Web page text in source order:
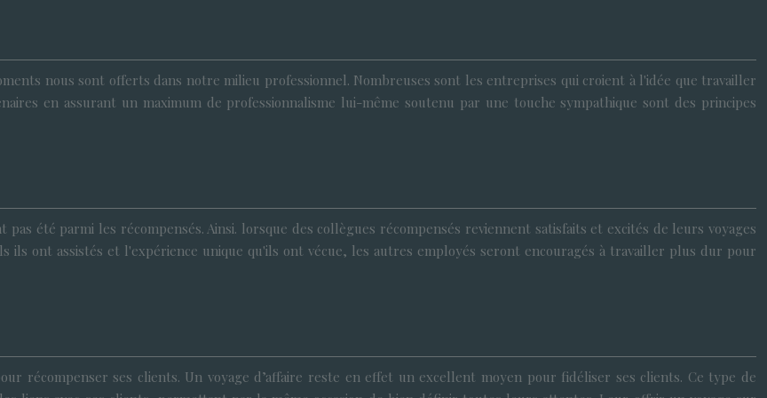
nous sont offerts dans notre milieu professionnel. Nombreuses sont les entreprises qui croient à l'idée que travailler
en assurant un maximum de professionnalisme lui-même soutenu par une touche sympathique sont des principes
été parmi les récompensés. Ainsi. lorsque des collègues récompensés reviennent satisfaits et excités de leurs voyages
ils ont assistés et l'expérience unique qu'ils ont vécue, les autres employés seront encouragés à travailler plus dur pour
récompenser ses clients. Un voyage d’affaire reste en effet un excellent moyen pour fidéliser ses clients. Ce type de